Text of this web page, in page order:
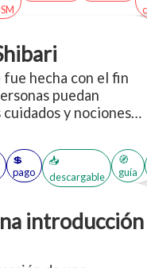
fue hecha con el fin
puedan
cuidados y nociones
cuerdas.
💲
pago
📥
descargable
🧭
guía
introducción